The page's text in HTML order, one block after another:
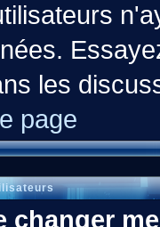
les
page
changer